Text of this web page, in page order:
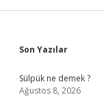
Sidebar
Son Yazılar
Sülpük ne demek ?
Ağustos 8, 2026